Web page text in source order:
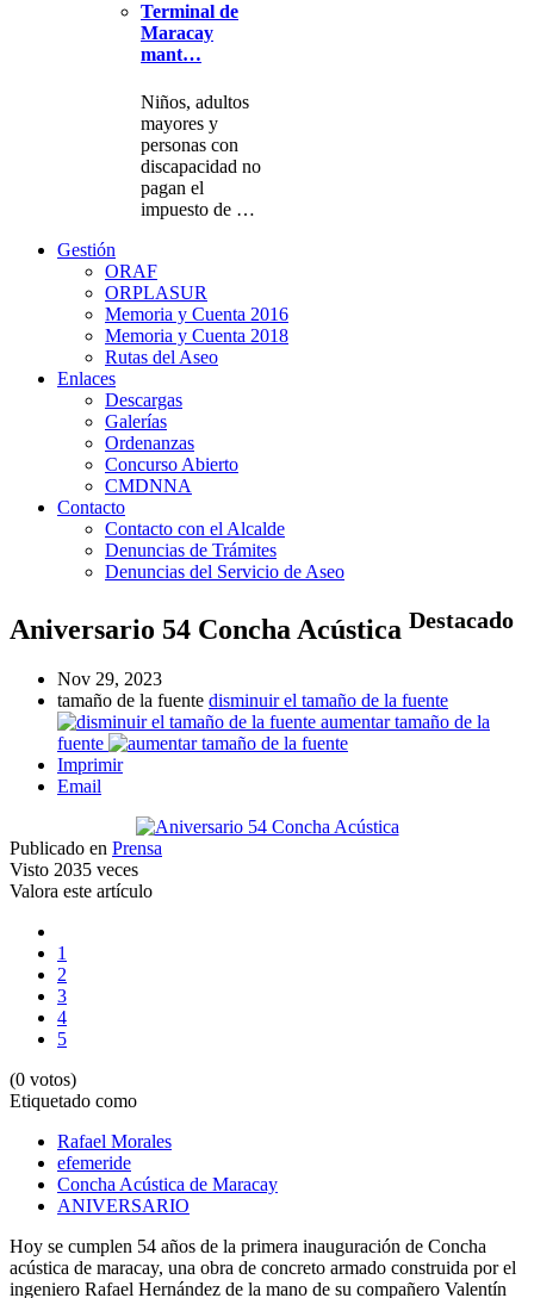
Terminal de
Maracay
mant…
Niños, adultos
mayores y
personas con
discapacidad no
pagan el
impuesto de …
Gestión
ORAF
ORPLASUR
Memoria y Cuenta 2016
Memoria y Cuenta 2018
Rutas del Aseo
Enlaces
Descargas
Galerías
Ordenanzas
Concurso Abierto
CMDNNA
Contacto
Contacto con el Alcalde
Denuncias de Trámites
Denuncias del Servicio de Aseo
Aniversario 54 Concha Acústica Destacado
Nov 29, 2023
tamaño de la fuente disminuir el tamaño de la fuente
aumentar tamaño de la
fuente
Imprimir
Email
Publicado en Prensa
Visto 2035 veces
Valora este artículo
1
2
3
4
5
(0 votos)
Etiquetado como
Rafael Morales
efemeride
Concha Acústica de Maracay
ANIVERSARIO
Hoy se cumplen 54 años de la primera inauguración de Concha
acústica de maracay, una obra de concreto armado construida por el
ingeniero Rafael Hernández de la mano de su compañero Valentín